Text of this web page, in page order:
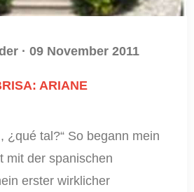
· 09 November 2011
ARIANE
¿qué tal?“ So begann mein
mit der spanischen
erster wirklicher